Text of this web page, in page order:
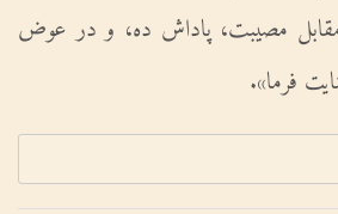
مصیبت، پاداش ده، و در عوض
فرما».